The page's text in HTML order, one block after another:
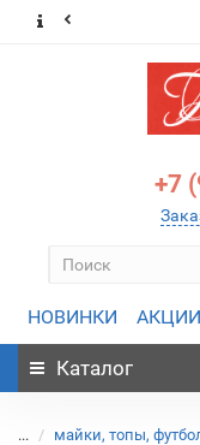
+7
НОВИНКИ АКЦИИ
Каталог
... майки, топы,